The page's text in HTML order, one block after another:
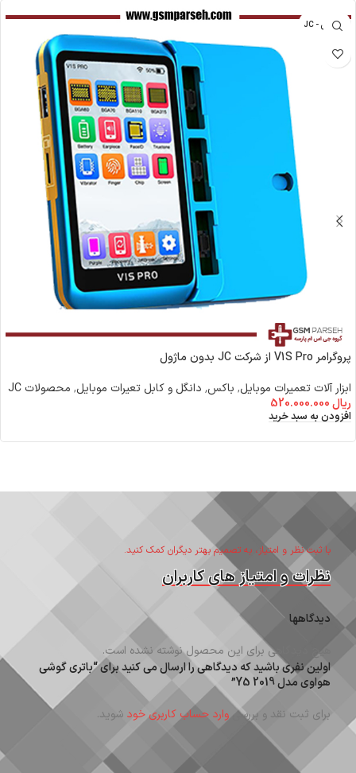
جی سی - JC
پروگرامر V1S Pro از شرکت JC بدون ماژول
ابزار آلات تعمیرات موبایل, باکس٬ دانگل و کابل تعیرات موبایل , محصولات JC
ریال
افزودن به سبد خرید
با ثبت نظر و امتیاز، به تصمیم بهتر دیگران کمک کنید.
نظرات و امتیاز های کاربران
دیدگاهها
هیچ دیدگاهی برای این محصول نوشته نشده است.
اولین نفری باشید که دیدگاهی را ارسال می کنید برای “باتری گوشی
هواوی مدل Y5 2019”
برای ثبت نقد و بررسیوارد حساب کاربری خود شوید.